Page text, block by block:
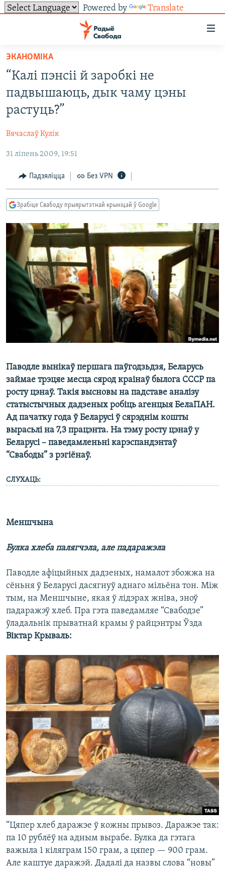
Powered by Translate
ўнівэрсальнага
доступу
Перайсьці
галоўнага
зьместу
Перайсьці
да
навігацыі
Перайсьці
пошуку
НАВІНЫ
ВІДЭА І ФОТА
ПАЛІТЫКА
ЭКАНОМІКА
ВАЙНА
ПАЛІТВЯЗЬНІ
КУЛЬТУРА
КАЛЯНДАР
ГІСТОРЫЯ НА СВАБОДЗЕ
ПАДКАСТЫ
КНІГІ
PREMIUM
МОВА
НА ХВАЛЯХ СВАБОДЫ
ПАДЗЯЛІЦЦА ІНФАРМАЦЫЯЙ
ПАДКАСТЫ
FACEBOOK
ЭКАНОМІКА
“Калі пэнсіі й заробкі не
падвышаюць, дык чаму цэны
растуць?”
Вячаслаў Кулік
31 ліпень 2009, 19:51
Падзяліцца Без VPN
Зрабіце Свабоду прыярытэтнай крыніцай ў Google
Паводле вынікаў першага паўгодзьдзя, Беларусь
займае трэцяе месца сярод краінаў былога СССР па
росту цэнаў. Такія высновы на падставе аналізу
статыстычных дадзеных робіць агенцыя БелаПАН.
Ад пачатку года ў Беларусі ў сярэднім кошты
вырасьлі на 7,3 працэнта. На тэму росту цэнаў у
Беларусі – паведамленьні карэспандэнтаў
“Свабоды” з рэгіёнаў.
СЛУХАЦЬ:
Меншчына
Булка хлеба палягчэла, але падаражэла
Паводле афіцыйных дадзеных, намалот збожжа на
сёньня ў Беларусі дасягнуў аднаго мільёна тон. Між
тым, на Меншчыне, якая ў лідэрах жніва, зноў
падаражэў хлеб. Пра гэта паведамляе “Свабодзе”
ўладальнік прыватнай крамы ў райцэнтры Ўзда
Віктар Крываль:
“Цяпер хлеб даражэе ў кожны прывоз. Даражэе так:
па 10 рублёў на адным вырабе. Булка да гэтага
важыла 1 кіляграм 150 грам, а цяпер — 900 грам.
Але каштуе даражэй. Дадалі да назвы слова “новы”